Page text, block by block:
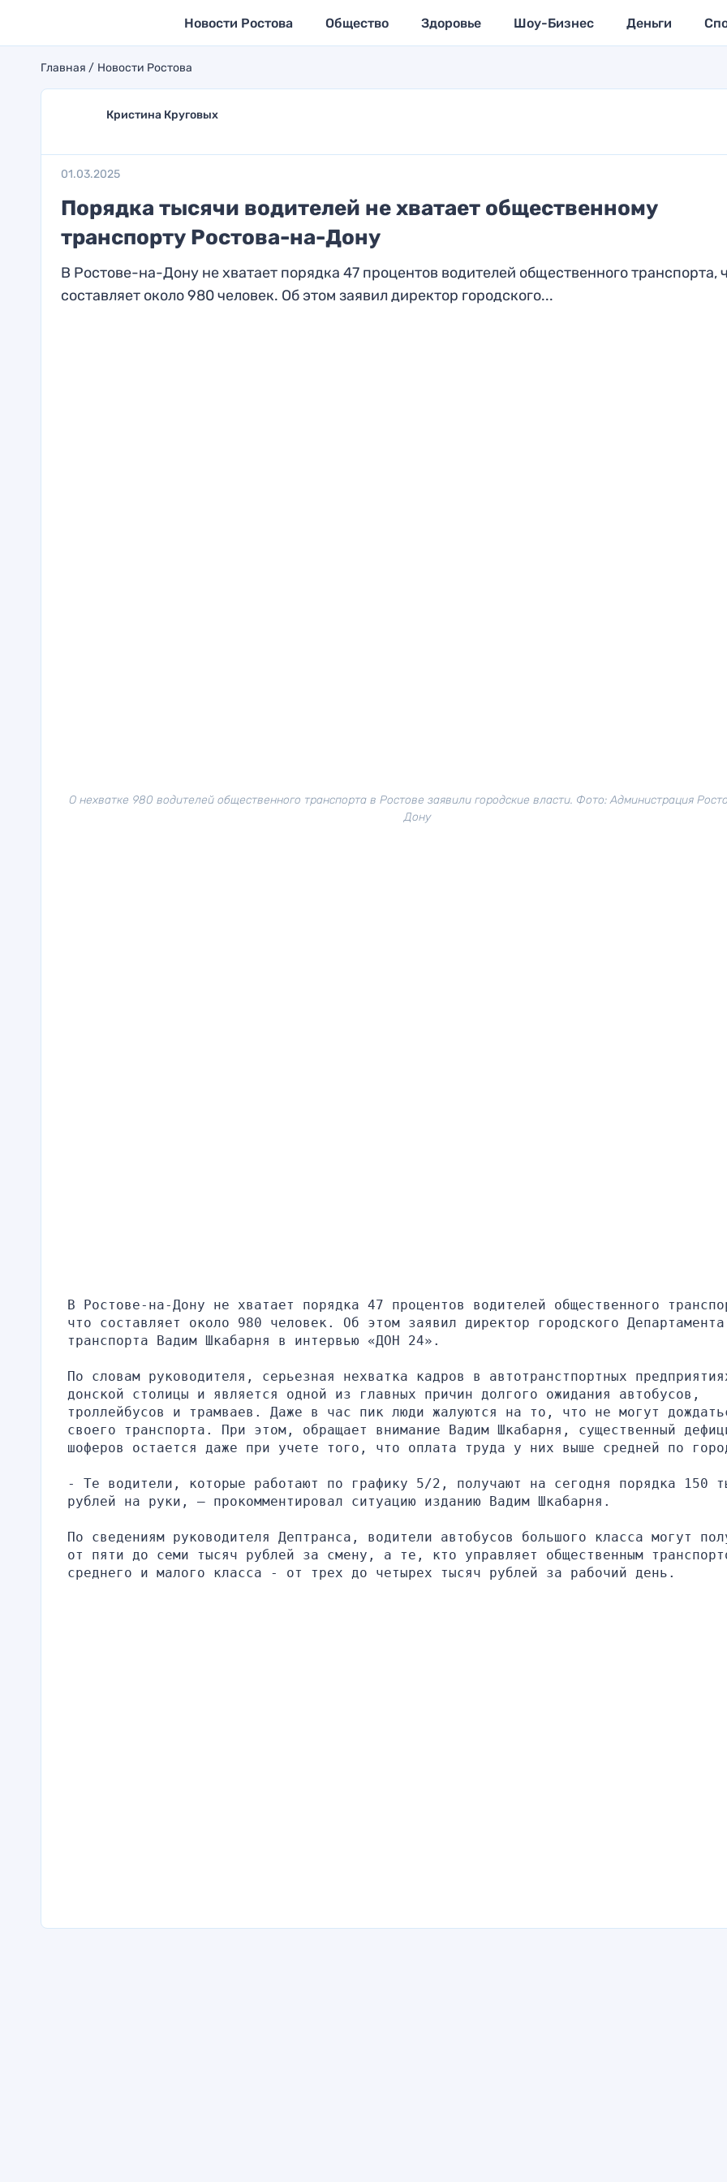
Новости Ростова Общество Здоровье Шоу-Бизнес Деньги
Главная Новости Ростова
Кристина Круговых
01.03.2025
Порядка тысячи водителей не хватает общественному
транспорту Ростова-на-Дону
В Ростове-на-Дону не хватает порядка 47 процентов водителей общественного транспорта,
составляет около 980 человек. Об этом заявил директор городского...
О нехватке 980 водителей общественного транспорта в Ростове заявили городские власти. Фото: Администрация
Дону
В Ростове-на-Дону не хватает порядка 47 процентов водителей общественного
что составляет около 980 человек. Об этом заявил директор городского Департамента
транспорта Вадим Шкабарня в интервью «ДОН 24».
По словам руководителя, серьезная нехватка кадров в автотранстпортных
донской столицы и является одной из главных причин долгого ожидания автобусов,
троллейбусов и трамваев. Даже в час пик люди жалуются на то, что не могут
своего транспорта. При этом, обращает внимание Вадим Шкабарня, существенный
шоферов остается даже при учете того, что оплата труда у них выше средней по
- Те водители, которые работают по графику 5/2, получают на сегодня порядка 150
рублей на руки, – прокомментировал ситуацию изданию Вадим Шкабарня.
По сведениям руководителя Дептранса, водители автобусов большого класса могут
от пяти до семи тысяч рублей за смену, а те, кто управляет общественным
среднего и малого класса - от трех до четырех тысяч рублей за рабочий день.